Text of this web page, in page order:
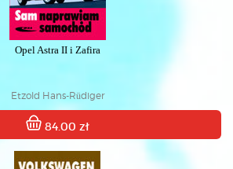
Opel Astra II i Zafira
Etzold Hans-Rüdiger
84.00 zł